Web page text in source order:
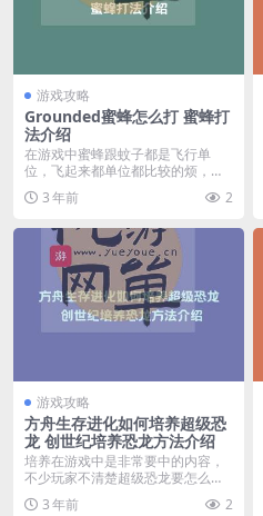
游戏攻略
Grounded蜜蜂怎么打 蜜蜂打
法介绍
在游戏中蜜蜂跟蚊子都是飞行单
位，飞起来都单位都比较的烦，那
么Grounded蜜蜂...
3 年前 2
游戏攻略
方舟生存进化如何培养超级恐
龙 创世纪培养恐龙方法介绍
培养在游戏中是非常要中的内容，
不少玩家不清楚超级恐龙要怎么培
养出来，下面我们就为...
3 年前 2